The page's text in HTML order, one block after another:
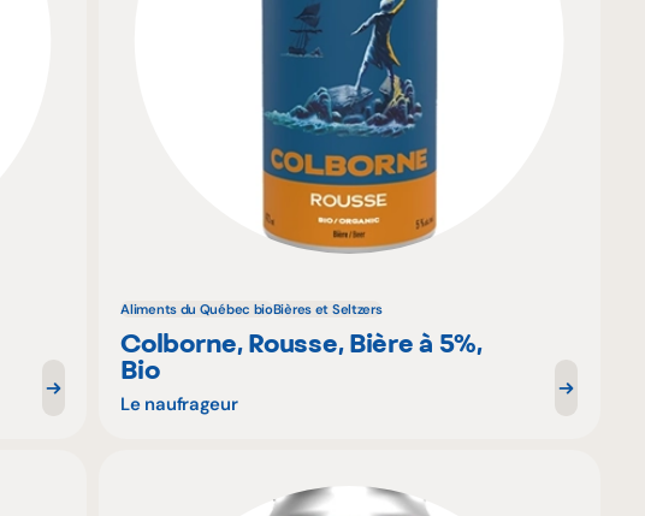
Aliments du Québec bioBières et Seltzers
Colborne, Rousse, Bière à 5%,
Bio
Le naufrageur